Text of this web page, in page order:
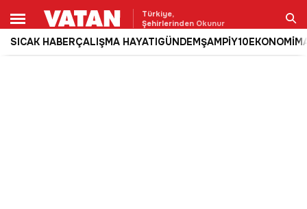
Türkiye,
Şehirlerinden Okunur
SICAK HABERÇALIŞMA HAYATIGÜNDEMŞAMPİY10EKONOMİ
Ara